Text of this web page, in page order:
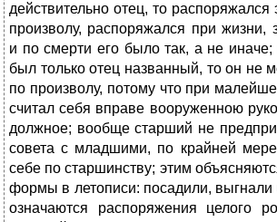
действительно отец, то
произволу, распоряжался при жизни,
и по смерти его было так, а не иначе;
был только отец названный, то он не
по произволу, потому что при
считал себя вправе вооруженною
должное; вообще старший не
совета с младшими, по крайней
себе по старшинству; этим
формы в летописи: посадили, выгнали
означаются распоряжения целого